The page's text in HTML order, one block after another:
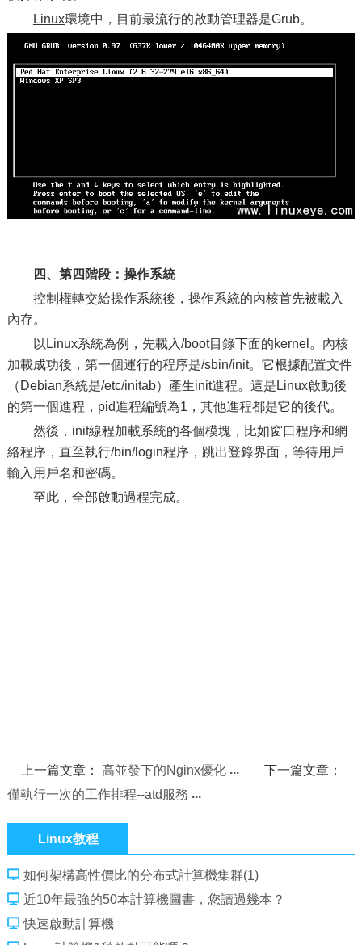
Linux環境中，目前最流行的啟動管理器是Grub。
四、第四階段：操作系統
控制權轉交給操作系統後，操作系統的內核首先被載入
內存。
以Linux系統為例，先載入/boot目錄下面的kernel。內核
加載成功後，第一個運行的程序是/sbin/init。它根據配置文件
（Debian系統是/etc/initab）產生init進程。這是Linux啟動後
的第一個進程，pid進程編號為1，其他進程都是它的後代。
然後，init線程加載系統的各個模塊，比如窗口程序和網
絡程序，直至執行/bin/login程序，跳出登錄界面，等待用戶
輸入用戶名和密碼。
至此，全部啟動過程完成。
上一篇文章：高並發下的Nginx優化
下一篇文章：
僅執行一次的工作排程--atd服務
Linux教程
如何架構高性價比的分布式計算機集群(1)
近10年最強的50本計算機圖書，您讀過幾本？
快速啟動計算機